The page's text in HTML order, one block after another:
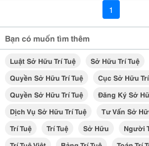
1
Bạn có muốn tìm thêm
Luật Sở Hữu Trí Tuệ Sở Hữu Trí Tuệ
Quyền Sở Hữu Trí Tuệ
Cục Sở Hữu
Quyền Sở Hữu Trí Tuệ
Đăng Ký Sở
Dịch Vụ Sở Hữu Trí Tuệ
Tư Vấn Sở
Trí Tuệ
Trí Tuệ Sở Hữu
Người